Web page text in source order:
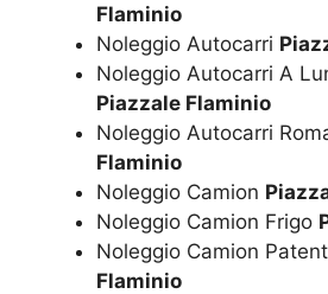
Flaminio
Noleggio Autocarri
Noleggio Autocarri A
Piazzale Flaminio
Noleggio Autocarri
Flaminio
Noleggio Camion
Noleggio Camion Frigo
Noleggio Camion
Flaminio